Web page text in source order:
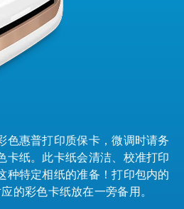
色惠普打印质保卡，微调时请务
卡纸。此卡纸会清洁、校准打印
种特定相纸的准备！打印包内的
的彩色卡纸放在一旁备用。